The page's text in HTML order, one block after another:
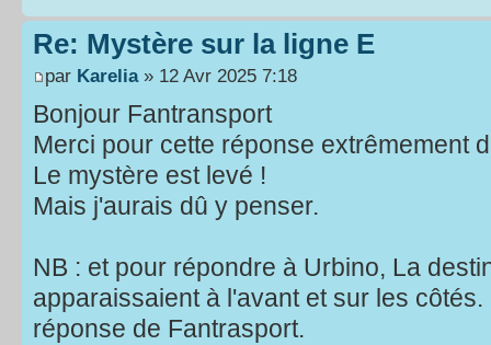
Re: Mystère sur la ligne E
par Karelia» 12 Avr 2025 7:18
Bonjour Fantransport
Merci pour cette réponse extrêmement
Le mystère est levé !
Mais j'aurais dû y penser.
NB : et pour répondre à Urbino, La
apparaissaient à l'avant et sur les
réponse de Fantrasport.